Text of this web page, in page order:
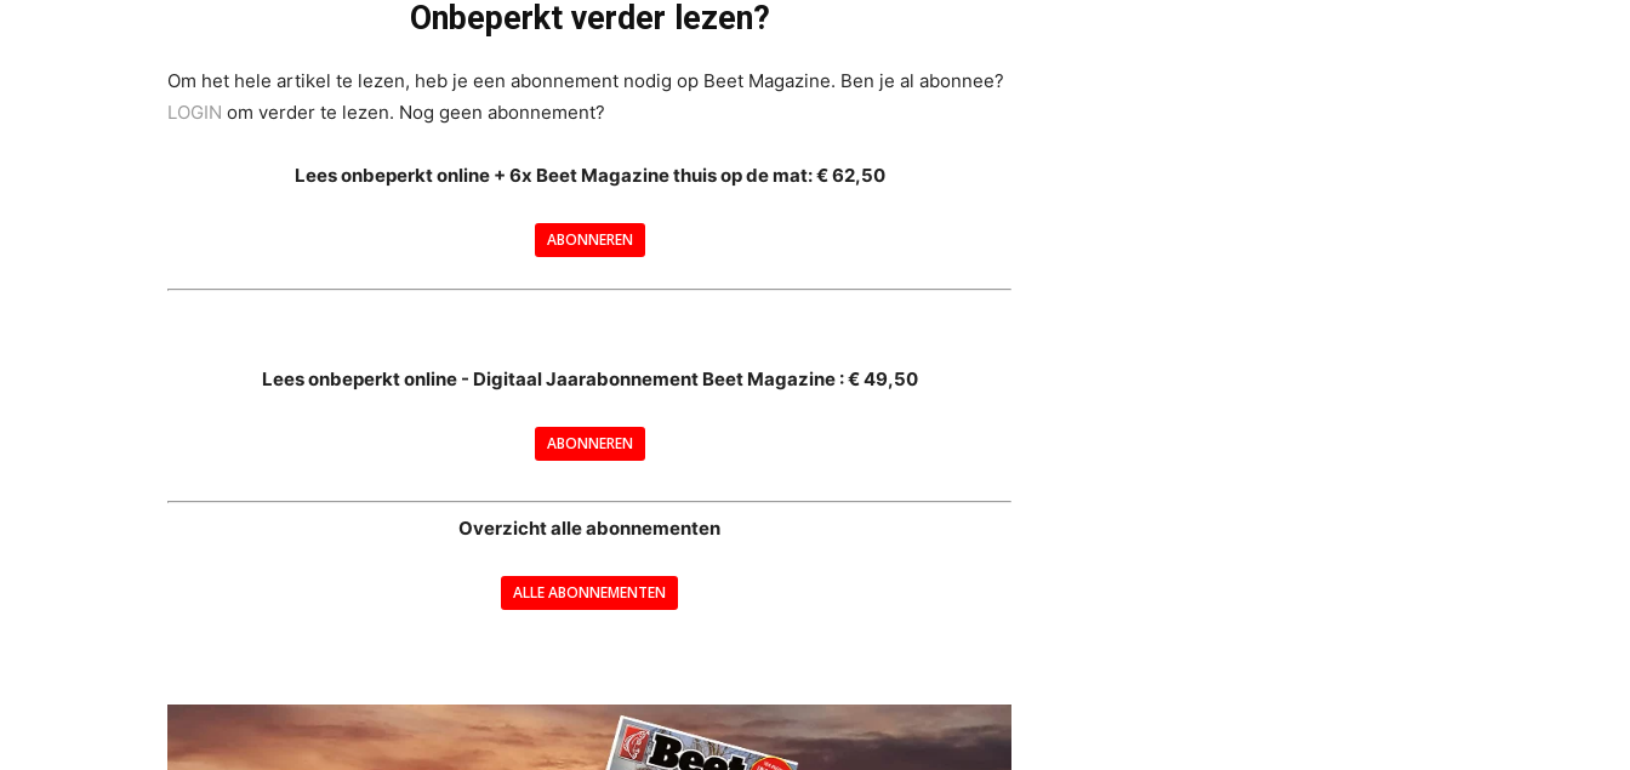
Onbeperkt verder lezen?
Om het hele artikel te lezen, heb je een abonnement nodig op Beet Magazine. Ben je al abonnee?
LOGIN om verder te lezen. Nog geen abonnement?
Lees onbeperkt online + 6x Beet Magazine thuis op de mat: € 62,50
ABONNEREN
Lees onbeperkt online - Digitaal Jaarabonnement Beet Magazine : € 49,50
ABONNEREN
Overzicht alle abonnementen
ALLE ABONNEMENTEN